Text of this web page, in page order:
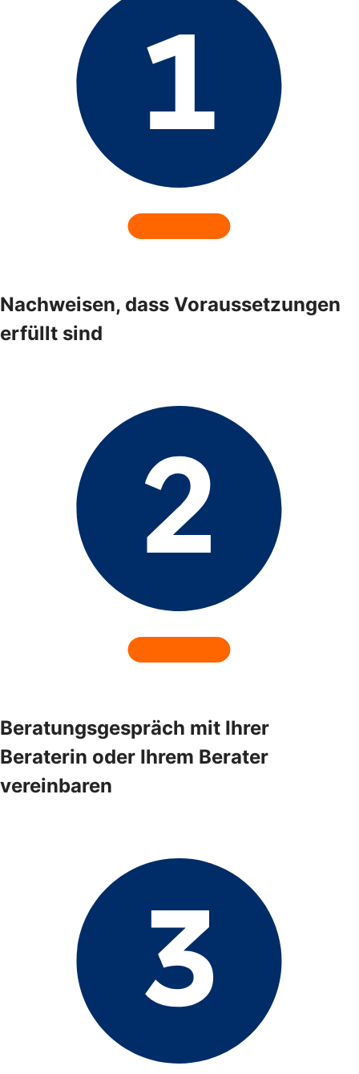
Nachweisen, dass Voraussetzungen
erfüllt sind
Beratungsgespräch mit Ihrer
Beraterin oder Ihrem Berater
vereinbaren